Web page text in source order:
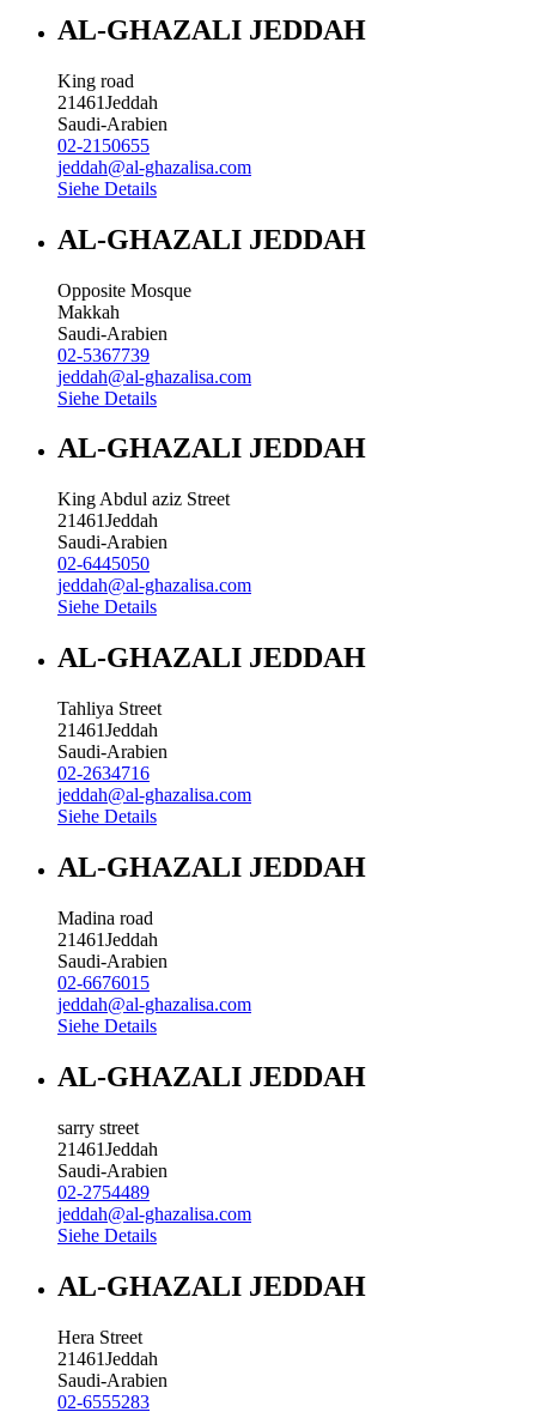
AL-GHAZALI JEDDAH
King road
21461Jeddah
Saudi-Arabien
02-2150655
jeddah@al-ghazalisa.com
Siehe Details
AL-GHAZALI JEDDAH
Opposite Mosque
Makkah
Saudi-Arabien
02-5367739
jeddah@al-ghazalisa.com
Siehe Details
AL-GHAZALI JEDDAH
King Abdul aziz Street
21461Jeddah
Saudi-Arabien
02-6445050
jeddah@al-ghazalisa.com
Siehe Details
AL-GHAZALI JEDDAH
Tahliya Street
21461Jeddah
Saudi-Arabien
02-2634716
jeddah@al-ghazalisa.com
Siehe Details
AL-GHAZALI JEDDAH
Madina road
21461Jeddah
Saudi-Arabien
02-6676015
jeddah@al-ghazalisa.com
Siehe Details
AL-GHAZALI JEDDAH
sarry street
21461Jeddah
Saudi-Arabien
02-2754489
jeddah@al-ghazalisa.com
Siehe Details
AL-GHAZALI JEDDAH
Hera Street
21461Jeddah
Saudi-Arabien
02-6555283